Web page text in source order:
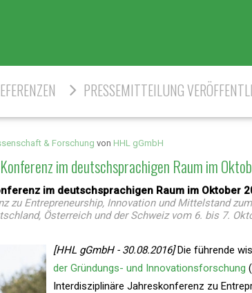
PRESSEMITTEILUNG
& Forschung von HHL gGmbH
im deutschsprachigen Raum im
im deutschsprachigen Raum im Oktober
zu Entrepreneurship, Innovation und Mittelstand
Österreich und der Schweiz vom 6. bis 7.
[HHL gGmbH - 30.08.2016]Die führende
der Gründungs- und Innovationsforschung
Interdisziplinäre Jahreskonferenz zu